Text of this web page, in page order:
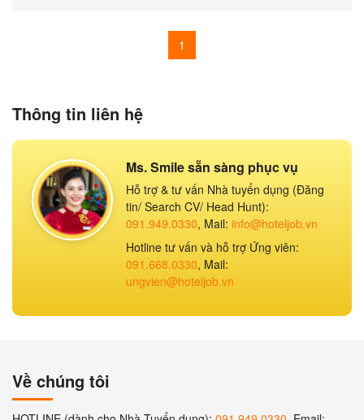
1
Thông tin liên hệ
Ms. Smile sẵn sàng phục vụ
Hỗ trợ & tư vấn Nhà tuyển dụng (Đăng
tin/ Search CV/ Head Hunt):
091.949.0330, Mail: info@hoteljob.vn
Hotline tư vấn và hỗ trợ Ứng viên:
091.668.0330, Mail:
ungvien@hoteljob.vn
Về chúng tôi